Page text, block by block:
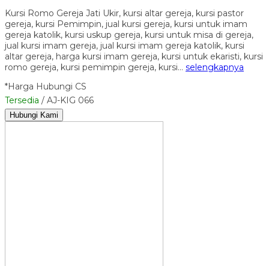
Kursi Romo Gereja Jati Ukir, kursi altar gereja, kursi pastor
gereja, kursi Pemimpin, jual kursi gereja, kursi untuk imam
gereja katolik, kursi uskup gereja, kursi untuk misa di gereja,
jual kursi imam gereja, jual kursi imam gereja katolik, kursi
altar gereja, harga kursi imam gereja, kursi untuk ekaristi, kursi
romo gereja, kursi pemimpin gereja, kursi… selengkapnya
*Harga Hubungi CS
Tersedia / AJ-KIG 066
Hubungi Kami